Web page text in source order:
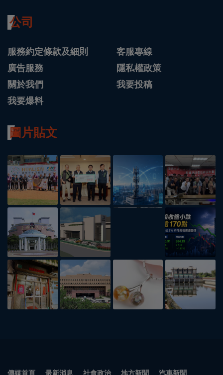
公司
服務約定條款及細則
客服專線
廣告服務
隱私權政策
關於我們
我要投稿
我要爆料
圖片貼文
傳媒首頁 最新消息 社會政治 地方新聞 汽車新聞